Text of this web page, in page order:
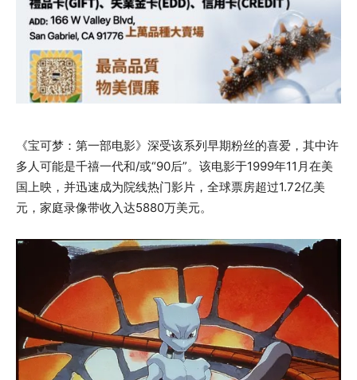
《宝可梦：第一部电影》深受该系列早期粉丝的喜爱，其中许
多人可能是千禧一代和/或“90后”。该电影于1999年11月在美
国上映，并迅速成为院线热门影片，全球票房超过1.72亿美
元，家庭录像带收入达5880万美元。